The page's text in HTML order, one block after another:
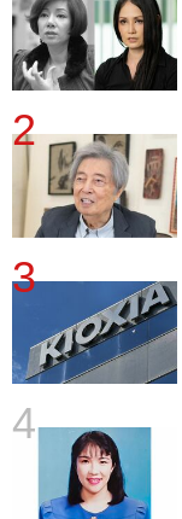
2
3
4